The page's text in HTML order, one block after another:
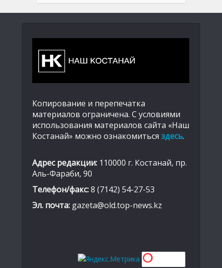
Копирование и перепечатка
материалов ограничена. С условиями
использования материалов сайта «Наш
Костанай» можно ознакомиться здесь.
Адрес редакции: 110000 г. Костанай, пр.
Аль-Фараби, 90
Телефон/факс:8 (7142) 54-27-53
Эл. почта: gazeta@old.top-news.kz